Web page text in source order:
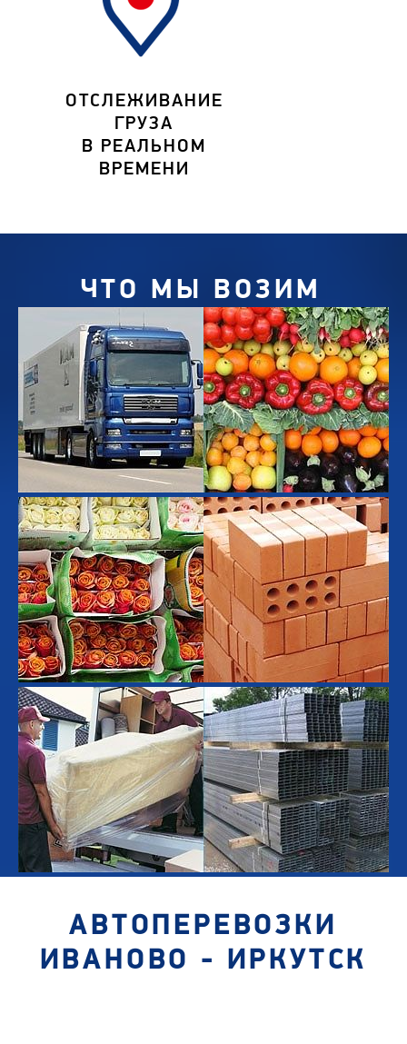
ОТСЛЕЖИВАНИЕ
ГРУЗА
В РЕАЛЬНОМ
ВРЕМЕНИ
ЧТО МЫ ВОЗИМ
АВТОПЕРЕВОЗКИ
ИВАНОВО - ИРКУТСК